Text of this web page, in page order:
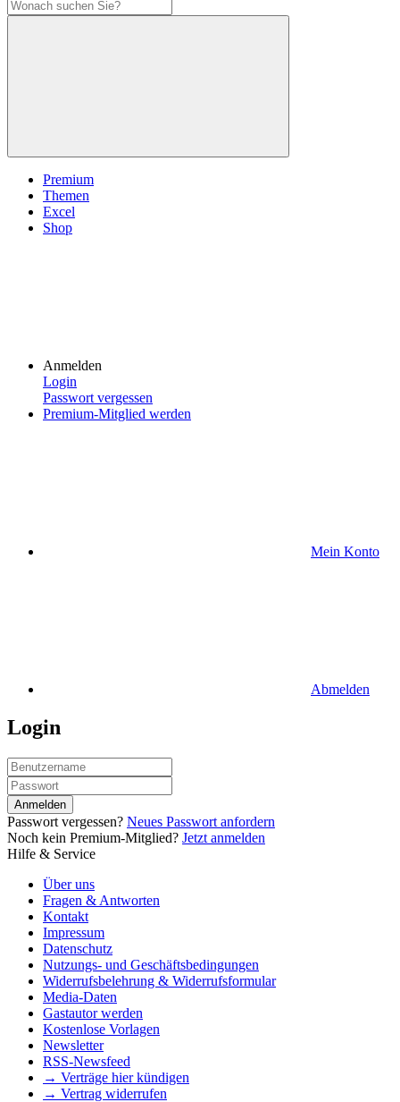
Premium
Themen
Excel
Shop
Anmelden
Login
Passwort vergessen
Premium-Mitglied werden
Mein Konto
Abmelden
Login
Anmelden
Passwort vergessen? Neues Passwort anfordern
Noch kein Premium-Mitglied? Jetzt anmelden
Hilfe & Service
Über uns
Fragen & Antworten
Kontakt
Impressum
Datenschutz
Nutzungs- und Geschäftsbedingungen
Widerrufsbelehrung & Widerrufsformular
Media-Daten
Gastautor werden
Kostenlose Vorlagen
Newsletter
RSS-Newsfeed
→ Verträge hier kündigen
→ Vertrag widerrufen